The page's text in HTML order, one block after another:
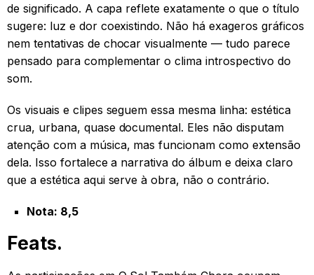
de significado. A capa reflete exatamente o que o título
sugere: luz e dor coexistindo. Não há exageros gráficos
nem tentativas de chocar visualmente — tudo parece
pensado para complementar o clima introspectivo do
som.
Os visuais e clipes seguem essa mesma linha: estética
crua, urbana, quase documental. Eles não disputam
atenção com a música, mas funcionam como extensão
dela. Isso fortalece a narrativa do álbum e deixa claro
que a estética aqui serve à obra, não o contrário.
Nota: 8,5
Feats.